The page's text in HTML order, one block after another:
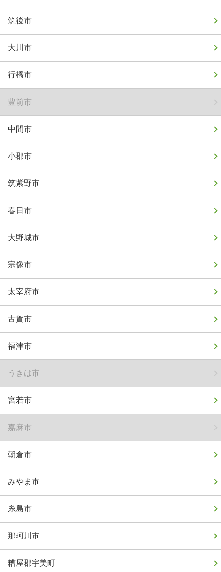
筑後市
大川市
行橋市
豊前市
中間市
小郡市
筑紫野市
春日市
大野城市
宗像市
太宰府市
古賀市
福津市
うきは市
宮若市
嘉麻市
朝倉市
みやま市
糸島市
那珂川市
糟屋郡宇美町